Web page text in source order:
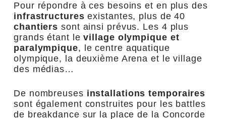
Pour répondre à ces besoins et en plus des
infrastructures existantes, plus de 40
chantiers sont ainsi prévus. Les 4 plus
grands étant levillage olympique et
paralympique, le centre aquatique
olympique, la deuxième Arena et le village
des médias…
De nombreuses installations temporaires
sont également construites pour les battles
de breakdance sur la place de la Concorde